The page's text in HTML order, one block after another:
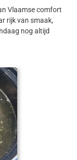
Vlaamse comfort
rijk van smaak,
nog altijd